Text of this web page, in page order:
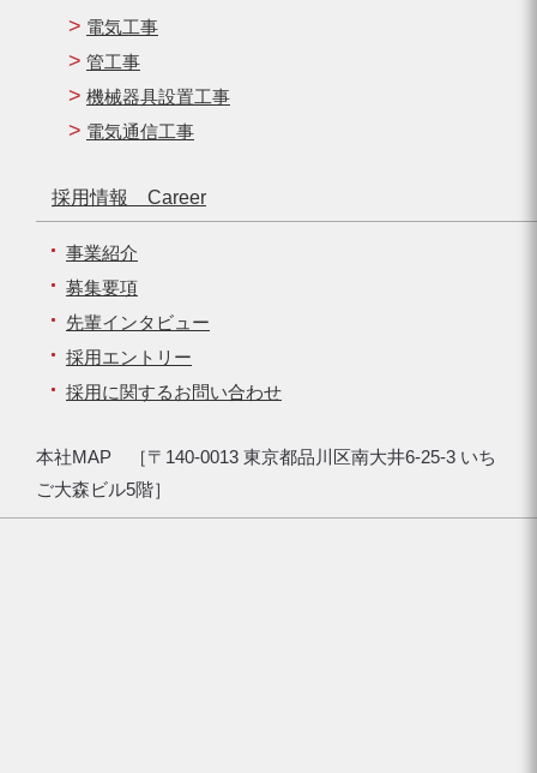
電気工事
管工事
機械器具設置工事
電気通信工事
採用情報 Career
事業紹介
募集要項
先輩インタビュー
採用エントリー
採用に関するお問い合わせ
本社MAP ［〒140-0013 東京都品川区南大井6-25-3 いち
ご大森ビル5階］